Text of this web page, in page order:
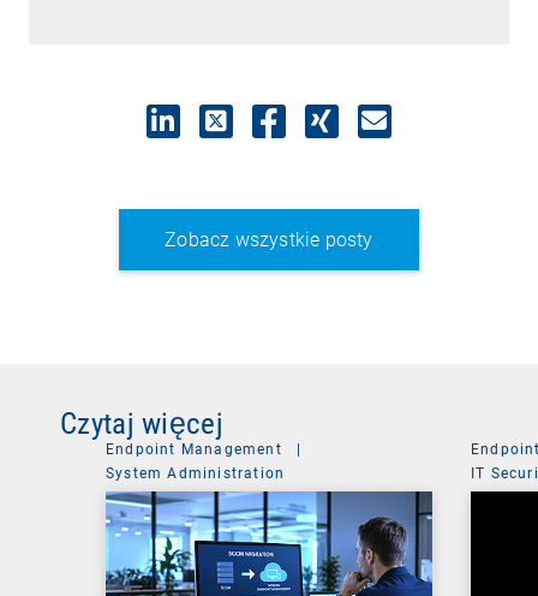
Zobacz wszystkie posty
Czytaj więcej
Endpoint Management
|
System Administration
IT